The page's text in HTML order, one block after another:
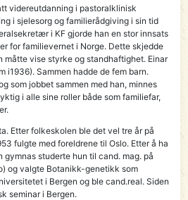
videreutdanning i pastoralklinisk
i sjelesorg og familierådgiving i sin tid
i KF gjorde han en stor innsats
for familievernet i Norge. Dette skjedde
måtte vise styrke og standhaftighet. Einar
i1936). Sammen hadde de fem barn.
som jobbet sammen med han, minnes
i alle sine roller både som familiefar,
Etter folkeskolen ble det vel tre år på
fulgte med foreldrene til Oslo. Etter å ha
gymnas studerte hun til cand. mag. på
og valgte Botanikk-genetikk som
i Bergen og ble cand.real. Siden
seminar i Bergen.